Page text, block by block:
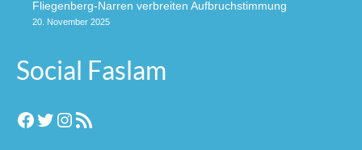
Fliegenberg-Narren verbreiten Aufbruchstimmung
20. November 2025
Social Faslam
Facebook
Twitter
Instagram
RSS-Feed